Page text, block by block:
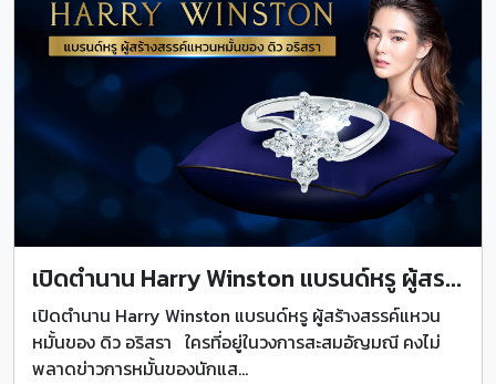
เปิดตำนาน Harry Winston แบรนด์หรู ผู้สร...
เปิดตำนาน Harry Winston แบรนด์หรู ผู้สร้างสรรค์แหวน
หมั้นของ ดิว อริสรา ใครที่อยู่ในวงการสะสมอัญมณี คงไม่
พลาดข่าวการหมั้นของนักแส...